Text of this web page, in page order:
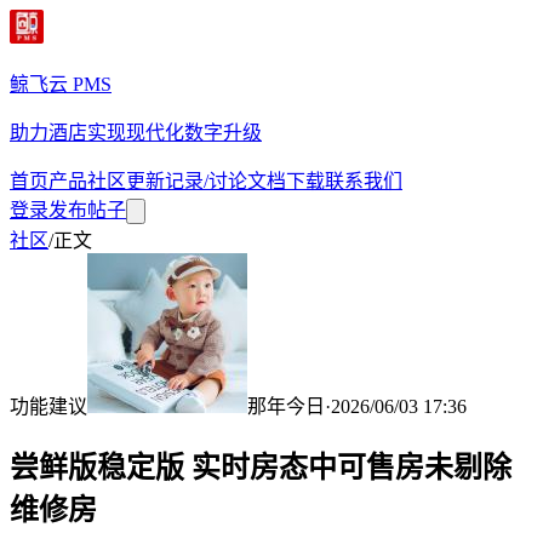
鲸飞云 PMS
助力酒店实现现代化数字升级
首页产品社区更新记录/讨论文档下载联系我们
登录发布帖子
社区/正文
功能建议 那年今日 ·2026/06/03 17:36
尝鲜版稳定版 实时房态中可售房未剔除
维修房